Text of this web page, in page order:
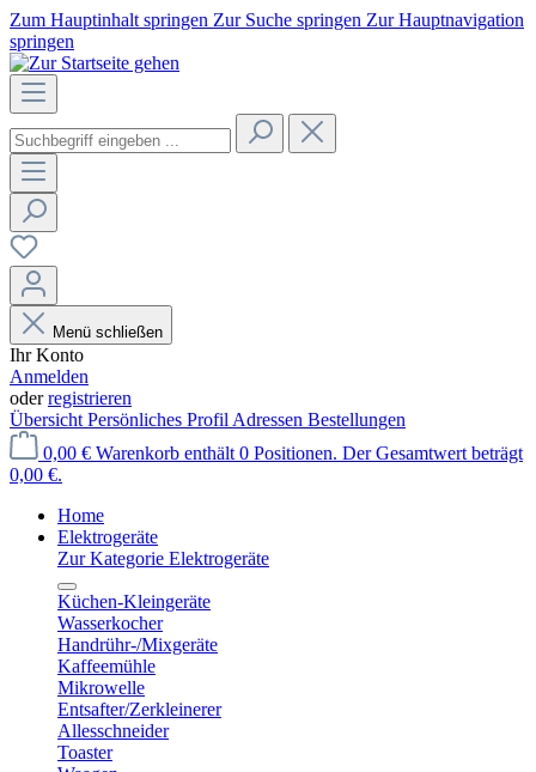
Zum Hauptinhalt springen Zur Suche springen Zur Hauptnavigation
springen
Menü schließen
Ihr Konto
Anmelden
oderregistrieren
Übersicht Persönliches Profil Adressen Bestellungen
0,00 € Warenkorb enthält 0 Positionen. Der Gesamtwert beträgt
0,00 €.
Home
Elektrogeräte
Zur Kategorie Elektrogeräte
Küchen-Kleingeräte
Wasserkocher
Handrühr-/Mixgeräte
Kaffeemühle
Mikrowelle
Entsafter/Zerkleinerer
Allesschneider
Toaster